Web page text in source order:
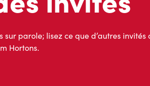
sur parole; lisez ce que d’autres
Hortons.